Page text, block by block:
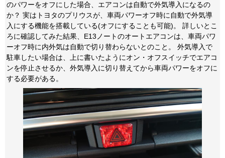
のパワーをオフにした場合、エアコンは自動で外気導入になるの
か？ 実はトヨタのプリウスが、車両パワーオフ時に自動で外気導
入にする機能を搭載している(オフにすることも可能)。 詳しいとこ
ろに確認してみた結果、E13ノートのオートエアコンは、車両パワ
ーオフ時に内外気は自動で切り替わらないとのこと。 外気導入で
駐車したい場合は、上に書いたようにオン・オフスイッチでエアコ
ンを停止させるか、外気導入に切り替えてから車両パワーをオフに
する必要がある。